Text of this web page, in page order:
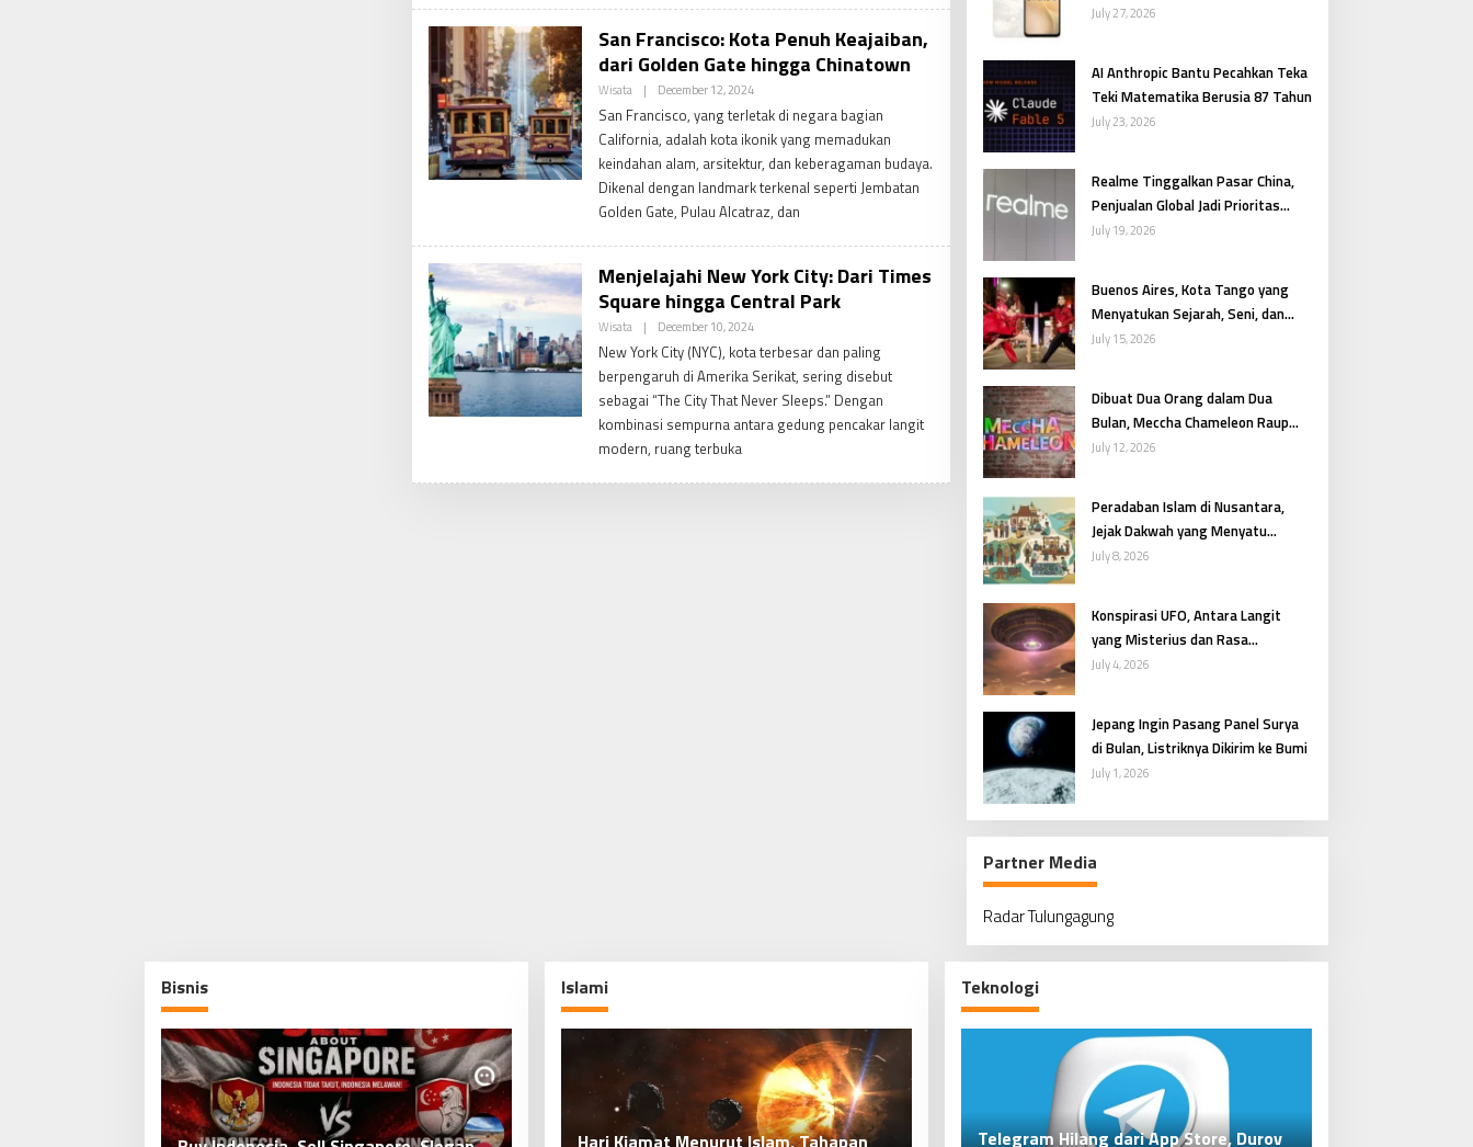
San Francisco: Kota Penuh Keajaiban,
dari Golden Gate hingga Chinatown
Wisata | December 12, 2024By
Admin
San Francisco, yang terletak di negara bagian
California, adalah kota ikonik yang memadukan
keindahan alam, arsitektur, dan keberagaman budaya.
Dikenal dengan landmark terkenal seperti Jembatan
Golden Gate, Pulau Alcatraz, dan
Menjelajahi New York City: Dari Times
Square hingga Central Park
Wisata | December 10, 2024By
Admin
New York City (NYC), kota terbesar dan paling
berpengaruh di Amerika Serikat, sering disebut
sebagai “The City That Never Sleeps.” Dengan
kombinasi sempurna antara gedung pencakar langit
modern, ruang terbuka
July 27, 2026
AI Anthropic Bantu Pecahkan Teka
Teki Matematika Berusia 87 Tahun
July 23, 2026
Realme Tinggalkan Pasar China,
Penjualan Global Jadi Prioritas
Utama
July 19, 2026
Buenos Aires, Kota Tango yang
Menyatukan Sejarah, Seni, dan
Gairah Argentina
July 15, 2026
Dibuat Dua Orang dalam Dua
Bulan, Meccha Chameleon Raup
Pendapatan Fantastis
July 12, 2026
Peradaban Islam di Nusantara,
Jejak Dakwah yang Menyatu
dengan Budaya
July 8, 2026
Konspirasi UFO, Antara Langit
yang Misterius dan Rasa
Penasaran Manusia
July 4, 2026
Jepang Ingin Pasang Panel Surya
di Bulan, Listriknya Dikirim ke Bumi
July 1, 2026
Partner Media
Radar Tulungagung
Bisnis
Muhammad Yusuf Ateh Jadi Komisaris Epson Paparkan Strategi Bisnis di Meta Setia pada Nvidia, Borong Jutaan Zuckerberg Susul Bos
Islami
Hari Kiamat Menurut Islam, Tahapan Peradaban Islam di Nusantara, Jejak Jodoh Menurut Islam,
Teknologi
Telegram Hilang dari App Store, Durov iQOO Z11 Lite Meluncur, Layar 120 Hz